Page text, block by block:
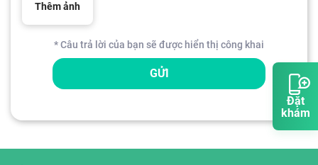
Đặt
khám
Thêm ảnh
* Câu trả lời của bạn sẽ được hiển thị công khai
GỬI